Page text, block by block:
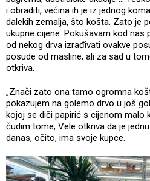
i obraditi, većina ih je iz jednog
dalekih zemalja, što košta. Zato je
ukupne cijene. Pokušavam kod
od nekog drva izrađivati ovakve
posude od masline, ali za sad u
otkriva.
„Znači zato ona tamo ogromna
pokazujem na golemo drvo u još
kojoj se diči papirić s cijenom malo
čudim tome, Vele otkriva da je
danas, očito, ima svoje kupce.